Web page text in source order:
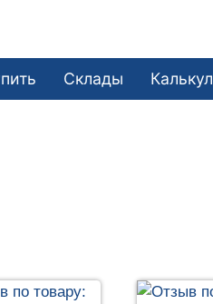
Склады